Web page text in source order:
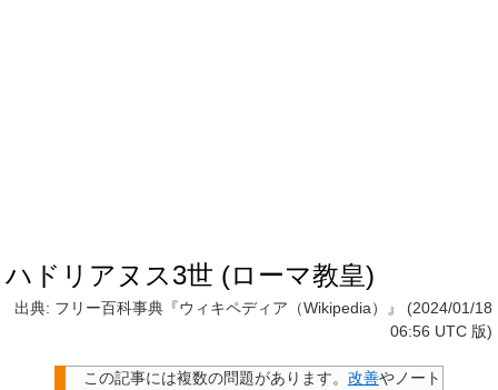
ハドリアヌス3世 (ローマ教皇)
出典: フリー百科事典『ウィキペディア（Wikipedia）』 (2024/01/18
06:56 UTC 版)
この記事には複数の問題があります。 改善やノート